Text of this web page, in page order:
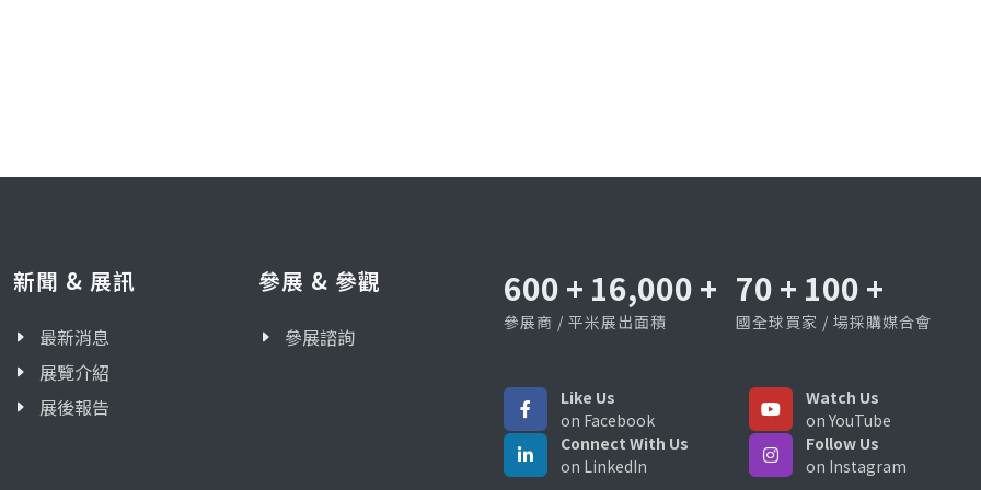
新聞 & 展訊
最新消息
展覽介紹
展後報告
參展 & 參觀
參展諮詢
600 + 16,000 +
參展商 / 平米展出面積
70 + 100 +
國全球買家 / 場採購媒合會
Like Us
on Facebook
Watch Us
on YouTube
Connect With Us
on LinkedIn
Follow Us
on Instagram